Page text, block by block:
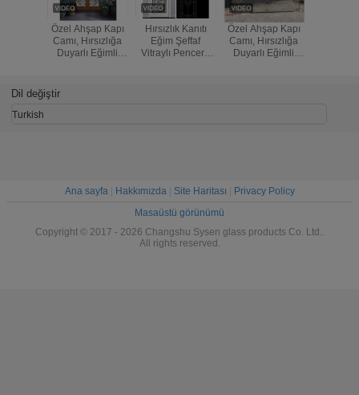
Özel Ahşap Kapı
Camı, Hırsızlığa
Duyarlı Eğimli
Hırsızlık Kanıtı
Eğim Şeffaf
Vitraylı Pencere
Özel Ahşap Kapı
Camı, Hırsızlığa
Duyarlı Eğimli
Dil değiştir
Turkish
Ana sayfa| Hakkımızda| Site Haritası
Privacy Policy
Masaüstü görünümü
Copyright © 2017 - 2026 Changshu Sysen glass products Co. Ltd..
All rights reserved.